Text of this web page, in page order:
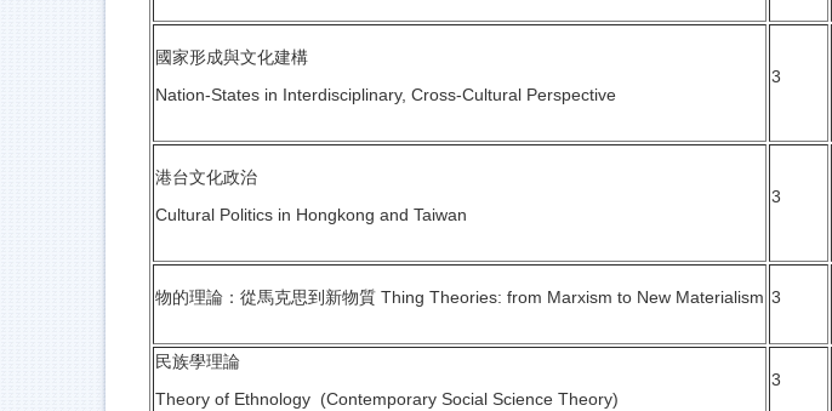
國家形成與文化建構
Nation-States in Interdisciplinary, Cross-Cultural Perspective
3
港台文化政治
Cultural Politics in Hongkong and Taiwan
3
物的理論：從馬克思到新物質 Thing Theories: from Marxism to New Materialism 3
民族學理論
Theory of Ethnology (Contemporary Social Science Theory)
3